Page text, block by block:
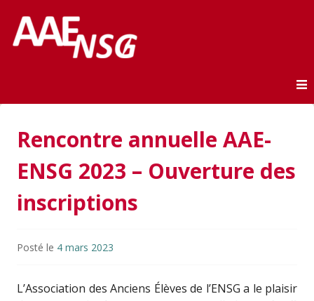
AAE-ENSG
Rencontre annuelle AAE-
ENSG 2023 – Ouverture des
inscriptions
Posté le 4 mars 2023
L’Association des Anciens Élèves de l’ENSG a le plaisir